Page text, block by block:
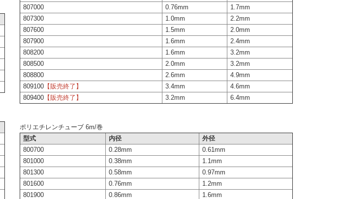
807000
0.76mm
1.7mm
807300
1.0mm
2.2mm
807600
1.5mm
2.0mm
807900
1.6mm
2.4mm
808200
1.6mm
3.2mm
808500
2.0mm
3.2mm
808800
2.6mm
4.9mm
809100 【販売終了】 3.4mm
4.6mm
809400 【販売終了】 3.2mm 6.4mm
ポリエチレンチューブ 6m/巻
型式
内径
外径
800700
0.28mm
0.61mm
801000
0.38mm
1.1mm
801300
0.58mm
0.97mm
801600
0.76mm
1.2mm
801900
0.86mm
1.6mm